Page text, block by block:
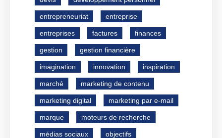
entrepreneuriat entreprise
entreprises factures finances
gestion gestion financière
imagination innovation inspiration
marché marketing de contenu
marketing digital marketing par e-mail
marque moteurs de recherche
médias sociaux objectifs